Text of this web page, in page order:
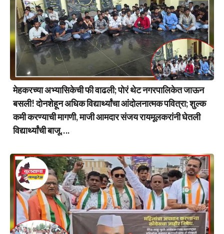
मेहकरच्या अभ्यासिकेची फी वाढली; पोरं थेट नगरपालिकेत जाऊन
बसली! दोनशेहून अधिक विद्यार्थ्यांचा आंदोलनात्मक पवित्रा; शुल्क
कमी करण्याची मागणी, माजी आमदार संजय रायमूलकरांनी घेतली
विद्यार्थ्यांची बाजू….